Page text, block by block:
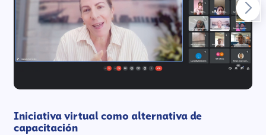
Iniciativa virtual como alternativa de
capacitación